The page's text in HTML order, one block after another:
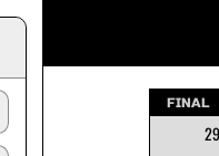
FINAL
29